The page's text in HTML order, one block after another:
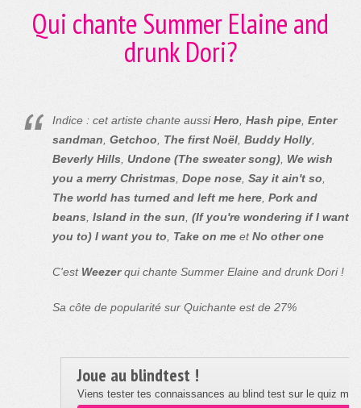
Qui chante Summer Elaine and
drunk Dori?
Indice : cet artiste chante aussiHero Hash pipe Enter
sandman Getchoo The first Noël Buddy Holly
Beverly Hills Undone (The sweater song) We wish
you a merry Christmas Dope nose Say it ain't so
The world has turned and left me here Pork and
beans Island in the sun (If you're wondering if I want
you to) I want you to
Take on me etNo other one
C'est Weezerqui chante Summer Elaine and drunk Dori !
Sa côte de popularité sur Quichante est de 27%
Joue au blindtest !
Viens tester tes connaissances au blind test sur le quiz